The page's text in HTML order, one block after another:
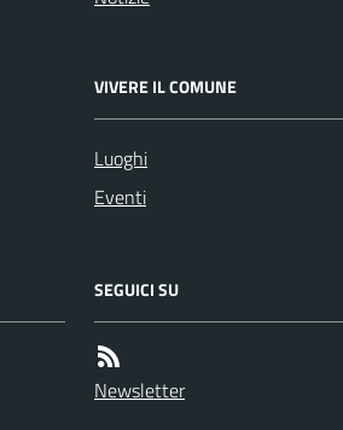
VIVERE IL COMUNE
Luoghi
Eventi
SEGUICI SU
Newsletter